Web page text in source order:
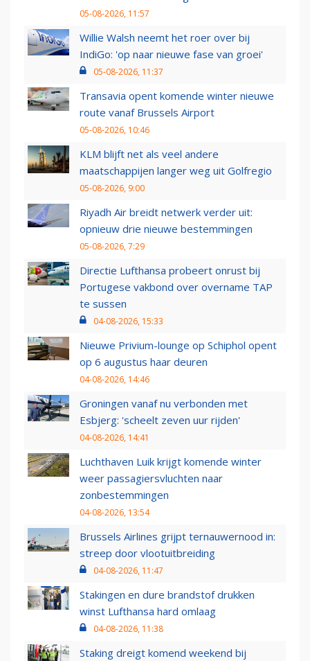
05-08-2026, 11:57
Willie Walsh neemt het roer over bij
IndiGo: 'op naar nieuwe fase van groei'
05-08-2026, 11:37
Transavia opent komende winter nieuwe
route vanaf Brussels Airport
05-08-2026, 10:46
KLM blijft net als veel andere
maatschappijen langer weg uit Golfregio
05-08-2026, 9:00
Riyadh Air breidt netwerk verder uit:
opnieuw drie nieuwe bestemmingen
05-08-2026, 7:29
Directie Lufthansa probeert onrust bij
Portugese vakbond over overname TAP
te sussen
04-08-2026, 15:33
Nieuwe Privium-lounge op Schiphol opent
op 6 augustus haar deuren
04-08-2026, 14:46
Groningen vanaf nu verbonden met
Esbjerg: 'scheelt zeven uur rijden'
04-08-2026, 14:41
Luchthaven Luik krijgt komende winter
weer passagiersvluchten naar
zonbestemmingen
04-08-2026, 13:54
Brussels Airlines grijpt ternauwernood in:
streep door vlootuitbreiding
04-08-2026, 11:47
Stakingen en dure brandstof drukken
winst Lufthansa hard omlaag
04-08-2026, 11:38
Staking dreigt komend weekend bij